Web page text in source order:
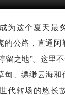
这个夏天最
的公路，直通阿
之地”。这里不
甸、缥缈云海和
代转场的悠长